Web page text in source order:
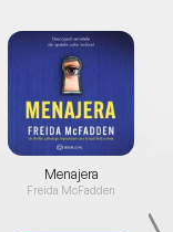
Menajera
Freida McFadden